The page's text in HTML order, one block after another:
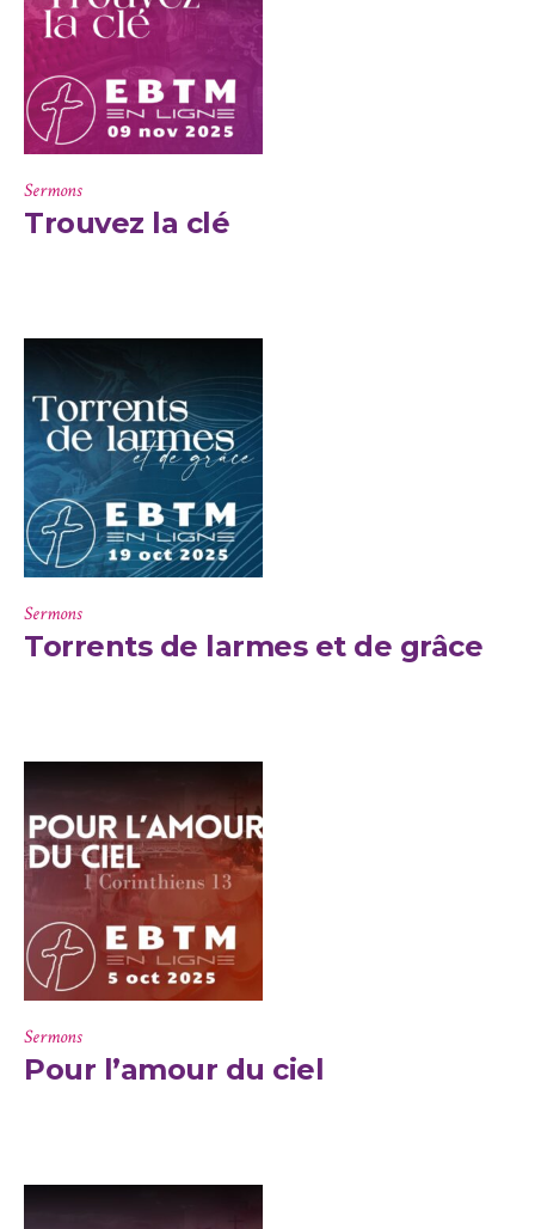
Sermons
Trouvez la clé
Sermons
Torrents de larmes et de grâce
Sermons
Pour l’amour du ciel